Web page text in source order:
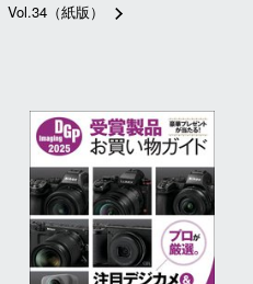
Vol.34（紙版）